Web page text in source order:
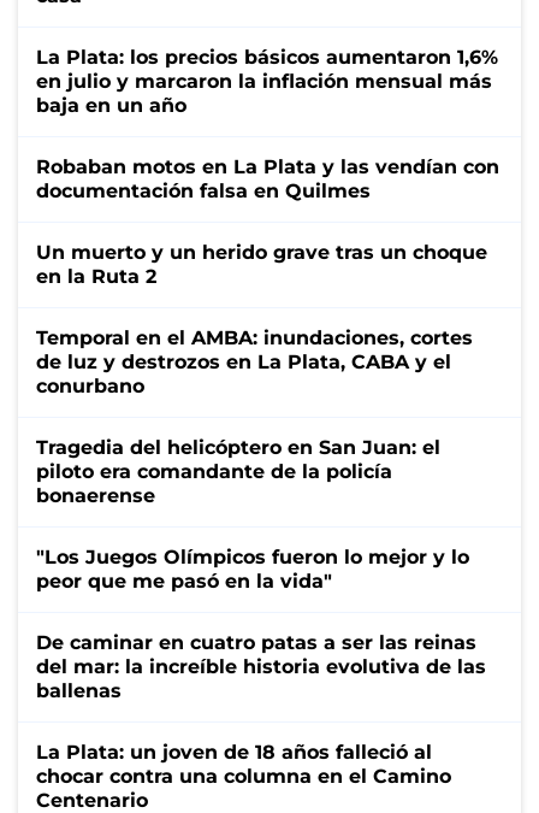
La Plata: los precios básicos aumentaron 1,6%
en julio y marcaron la inflación mensual más
baja en un año
Robaban motos en La Plata y las vendían con
documentación falsa en Quilmes
Un muerto y un herido grave tras un choque
en la Ruta 2
Temporal en el AMBA: inundaciones, cortes
de luz y destrozos en La Plata, CABA y el
conurbano
Tragedia del helicóptero en San Juan: el
piloto era comandante de la policía
bonaerense
"Los Juegos Olímpicos fueron lo mejor y lo
peor que me pasó en la vida"
De caminar en cuatro patas a ser las reinas
del mar: la increíble historia evolutiva de las
ballenas
La Plata: un joven de 18 años falleció al
chocar contra una columna en el Camino
Centenario